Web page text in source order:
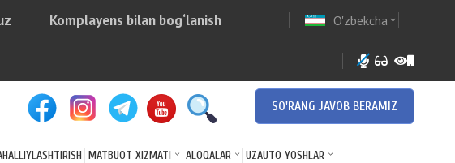
arrow
Komplayens bilan bog‘lanish O'zbekcha expand_more
SO'RANG JAVOB BERAMIZ
MATBUOT XIZMATI ALOQALAR UZAUTO YOSHLAR